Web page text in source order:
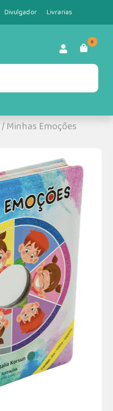
Divulgador Livrarias
0
/Minhas Emoções